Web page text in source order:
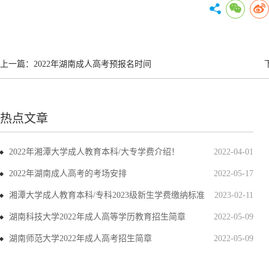
上一篇： 2022年湖南成人高考预报名时间
热点文章
2022-04-01
2022年湘潭大学成人教育本科/大专学费介绍！
2022-05-17
2022年湖南成人高考的考场安排
2023-02-11
湘潭大学成人教育本科/专科2023级新生学费缴纳标准
2022-05-09
湖南科技大学2022年成人高等学历教育招生简章
2022-05-09
湖南师范大学2022年成人高考招生简章